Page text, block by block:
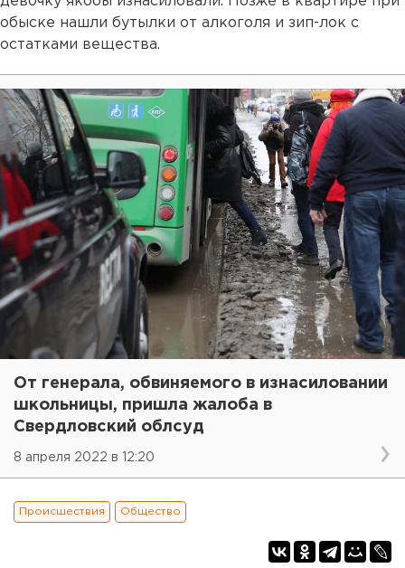
обыске нашли бутылки от алкоголя и зип-лок с
остатками вещества.
От генерала, обвиняемого в изнасиловании
школьницы, пришла жалоба в
Свердловский облсуд
8 апреля 2022 в 12:20
Происшествия Общество